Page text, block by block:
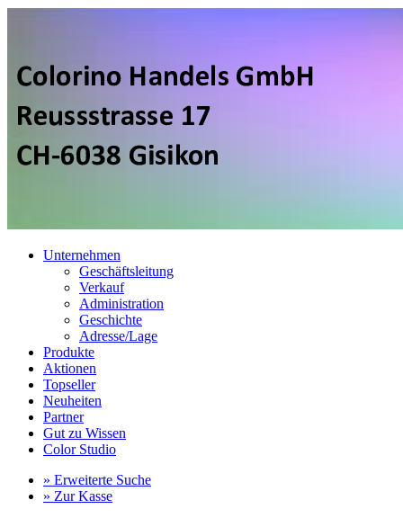
Unternehmen
Geschäftsleitung
Verkauf
Administration
Geschichte
Adresse/Lage
Produkte
Aktionen
Topseller
Neuheiten
Partner
Gut zu Wissen
Color Studio
» Erweiterte Suche
» Zur Kasse